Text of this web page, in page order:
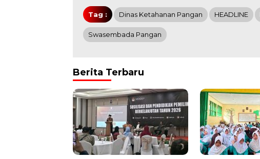
Tag : Dinas Ketahanan Pangan HEADLINE
Swasembada Pangan
Berita Terbaru